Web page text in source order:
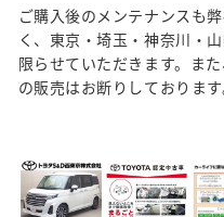
ご購入後のメンテナンスも
く、東京・埼玉・神奈川・
限らせていただきます。ま
の販売はお断りしております